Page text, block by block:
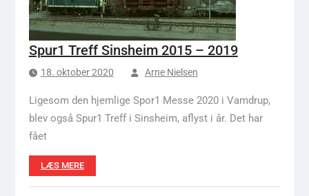
Spur1 Treff Sinsheim 2015 – 2019
18. oktober 2020 Arne Nielsen
Ligesom den hjemlige Spor1 Messe 2020 i Vamdrup,
blev også Spur1 Treff i Sinsheim, aflyst i år. Det har
fået
LÆS MERE